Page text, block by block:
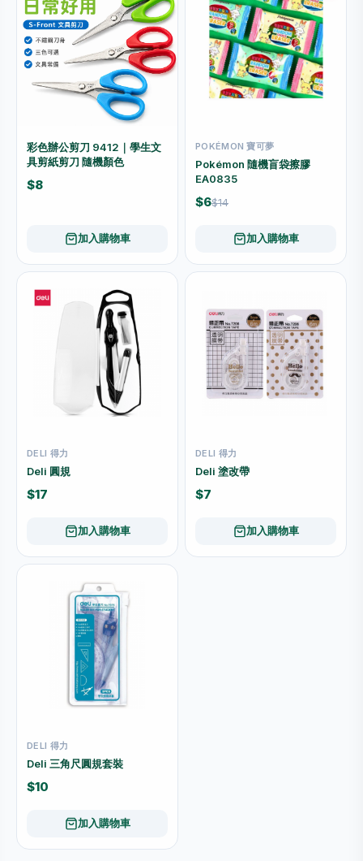
彩色辦公剪刀 9412｜學生文
具剪紙剪刀 隨機顏色
$8
加入購物車
POKÉMON 寶可夢
Pokémon 隨機盲袋擦膠
EA0835
$6$14
加入購物車
DELI 得力
Deli 圓規
$17
加入購物車
DELI 得力
Deli 塗改帶
$7
加入購物車
DELI 得力
Deli 三角尺圓規套裝
$10
加入購物車